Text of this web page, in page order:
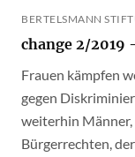
BERTELSMANN
change 2/2019
Frauen kämpfen
gegen
weiterhin Männer,
Bürgerrechten,